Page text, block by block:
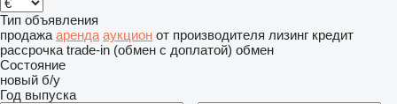
Тип объявления
продажа аренда аукцион от производителя лизинг кредит
рассрочка trade-in (обмен с доплатой) обмен
Состояние
новый б/у
Год выпуска